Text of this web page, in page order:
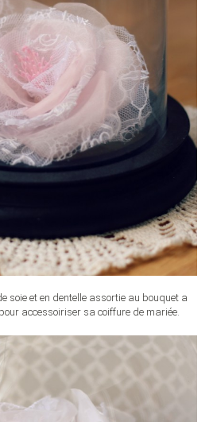
soie et en dentelle assortie au bouquet a
accessoiriser sa coiffure de mariée.